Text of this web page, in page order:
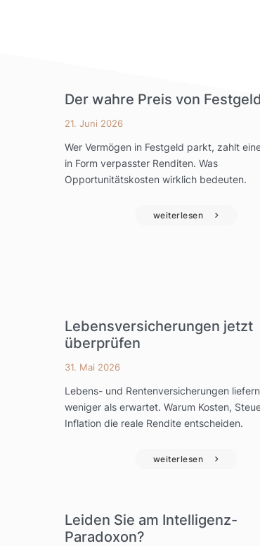
Der wahre Preis von Festgeld
21. Juni 2026
Wer Vermögen in Festgeld parkt, zahlt
in Form verpasster Renditen. Was
Opportunitätskosten wirklich bedeuten.
weiterlesen
Lebensversicherungen jetzt
überprüfen
31. Mai 2026
Lebens- und Rentenversicherungen
weniger als erwartet. Warum Kosten,
Inflation die reale Rendite entscheiden.
weiterlesen
Leiden Sie am Intelligenz-
Paradoxon?